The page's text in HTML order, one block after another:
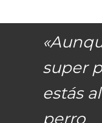
super
estás
perro